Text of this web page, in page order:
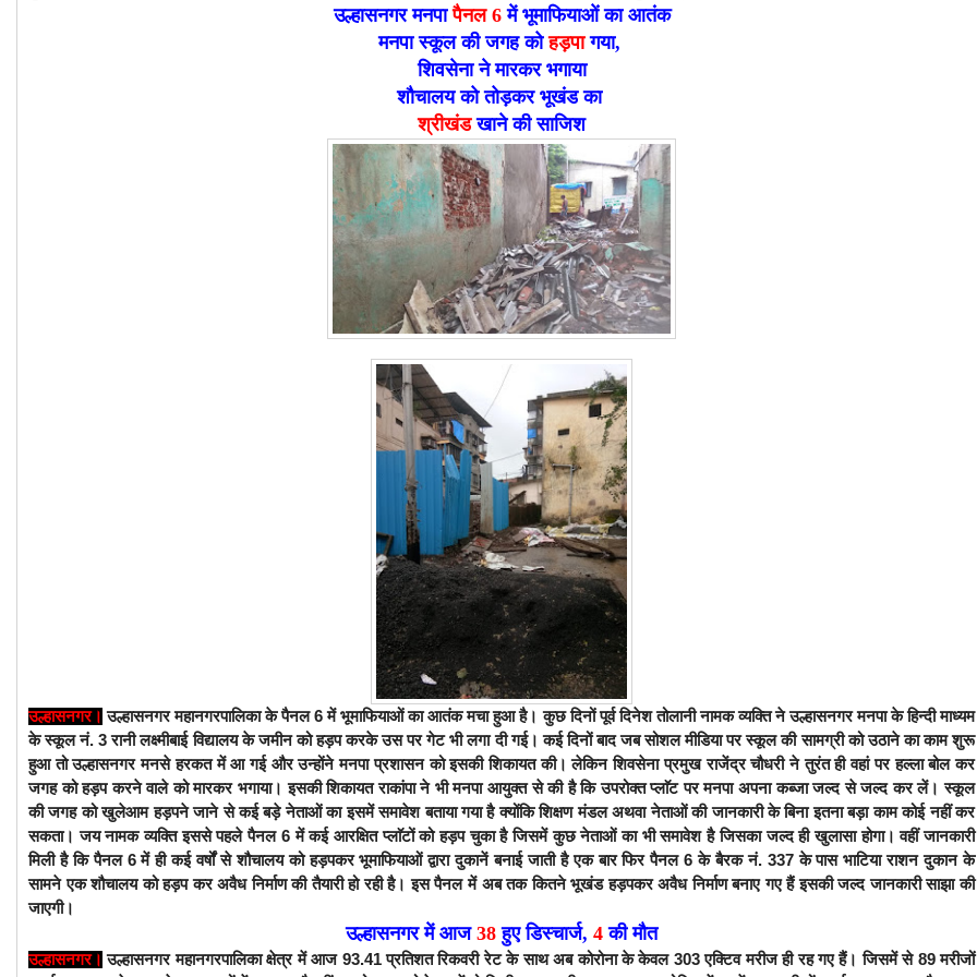
उल्हासनगर मनपापैनल 6 में भूमाफियाओं का आतंक
मनपा स्कूल की जगह कोहड़पा गया,
शिवसेना ने मारकर भगाया
शौचालय को तोड़कर भूखंड का
श्रीखंडखाने की साजिश
उल्हासनगर। उल्हासनगर महानगरपालिका के पैनल 6 में भूमाफियाओं का आतंक मचा हुआ है। कुछ दिनों पूर्व दिनेश तोलानी नामक व्यक्ति ने उल्हासनगर मनपा के हिन्दी माध्यम
के स्कूल नं. 3 रानी लक्ष्मीबाई विद्यालय के जमीन को हड़प करके उस पर गेट भी लगा दी गई। कई दिनों बाद जब सोशल मीडिया पर स्कूल की सामग्री को उठाने का काम शुरू
हुआ तो उल्हासनगर मनसे हरकत में आ गई और उन्होंने मनपा प्रशासन को इसकी शिकायत की। लेकिन शिवसेना प्रमुख राजेंद्र चौधरी ने तुरंत ही वहां पर हल्ला बोल कर
जगह को हड़प करने वाले को मारकर भगाया। इसकी शिकायत राकांपा ने भी मनपा आयुक्त से की है कि उपरोक्त प्लाॅट पर मनपा अपना कब्जा जल्द से जल्द कर लें। स्कूल
की जगह को खुलेआम हड़पने जाने से कई बड़े नेताओं का इसमें समावेश बताया गया है क्योंकि शिक्षण मंडल अथवा नेताओं की जानकारी के बिना इतना बड़ा काम कोई नहीं कर
सकता। जय नामक व्यक्ति इससे पहले पैनल 6 में कई आरक्षित प्लाॅटों को हड़प चुका है जिसमें कुछ नेताओं का भी समावेश है जिसका जल्द ही खुलासा होगा। वहीं जानकारी
मिली है कि पैनल 6 में ही कई वर्षों से शौचालय को हड़पकर भूमाफियाओं द्वारा दुकानें बनाई जाती है एक बार फिर पैनल 6 के बैरक नं. 337 के पास भाटिया राशन दुकान के
सामने एक शौचालय को हड़प कर अवैध निर्माण की तैयारी हो रही है। इस पैनल में अब तक कितने भूखंड हड़पकर अवैध निर्माण बनाए गए हैं इसकी जल्द जानकारी साझा की
जाएगी।
उल्हासनगर में आज38 हुए डिस्चार्ज, 4 की मौत
उल्हासनगर। उल्हासनगर महानगरपालिका क्षेत्र मेंआज 93.41 प्रतिशत रिकवरी रेट के साथ अब कोरोना के केवल 303 एक्टिव मरीज ही रह गए हैं। जिसमें से 89 मरीजों